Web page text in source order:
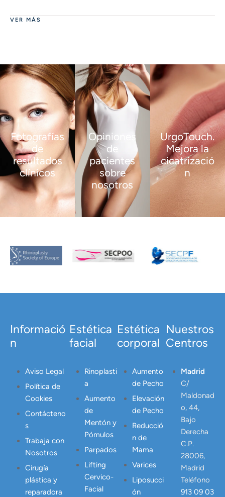
VER MÁS
Fotografías
de
resultados
clínicos
VER
MÁS
Opiniones
de
pacientes
sobre
nosotros
VER
MÁS
UrgoTouch.
Mejora la
cicatrizació
n
VER
MÁS
Informació
n
Aviso Legal
Política de
Cookies
Contácteno
s
Trabaja con
Nosotros
Cirugía
plástica y
reparadora
Estética
facial
Rinoplasti
a
Aumento
de
Mentón y
Pómulos
Parpados
Lifting
Cervico-
Facial
Estética
corporal
Aumento
de Pecho
Elevación
de Pecho
Reducció
n de
Mama
Varices
Liposucci
ón
Nuestros
Centros
Madrid
C/
Maldonad
o, 44,
Bajo
Derecha
C.P.
28006,
Madrid
Teléfono
913 09 03